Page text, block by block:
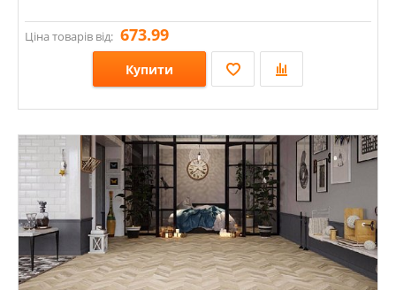
Ціна товарів від: 673.99
Купити
Розміри: 1200х191х8;
Стилі:
Кольори: